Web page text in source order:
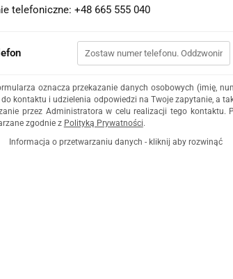
telefoniczne: +48 665 555 040
oznacza przekazanie danych osobowych (imię,
kontaktu i udzielenia odpowiedzi na Twoje zapytanie, a
przez Administratora w celu realizacji tego kontaktu.
zgodnie z Polityką Prywatności.
Informacja o przetwarzaniu danych - kliknij aby rozwinąć